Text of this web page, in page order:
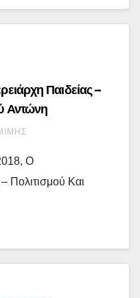
Παιδείας –
Αντώνη
Δεσκάτης Και
Ο
Πολιτισμού Και